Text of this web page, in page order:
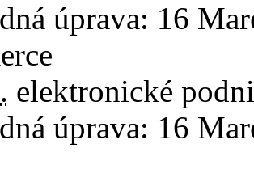
úprava: 16
elektronické
úprava: 16